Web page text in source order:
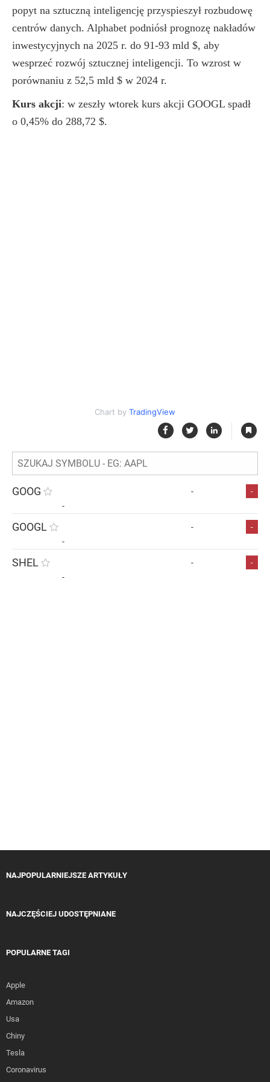
popyt na sztuczną inteligencję przyspieszył rozbudowę
centrów danych. Alphabet podniósł prognozę nakładów
inwestycyjnych na 2025 r. do 91-93 mld $, aby
wesprzeć rozwój sztucznej inteligencji. To wzrost w
porównaniu z 52,5 mld $ w 2024 r.
Kurs akcji: w zeszły wtorek kurs akcji GOOGL spadł
o 0,45% do 288,72 $.
Chart by TradingView
|
GOOG - -
-
GOOGL - -
-
SHEL - -
-
NAJPOPULARNIEJSZE ARTYKUŁY
NAJCZĘŚCIEJ UDOSTĘPNIANE
POPULARNE TAGI
Apple
Amazon
Usa
Chiny
Tesla
Coronavirus